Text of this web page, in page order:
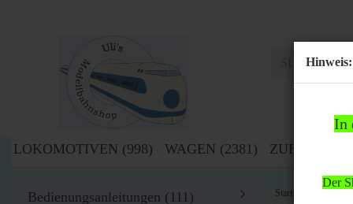
Hinweis:
In
Der
LOKOMOTIVEN (998) WAGEN (2381) ZUBEHÖR
Startseite »
Bedienungsanleitungen (111)